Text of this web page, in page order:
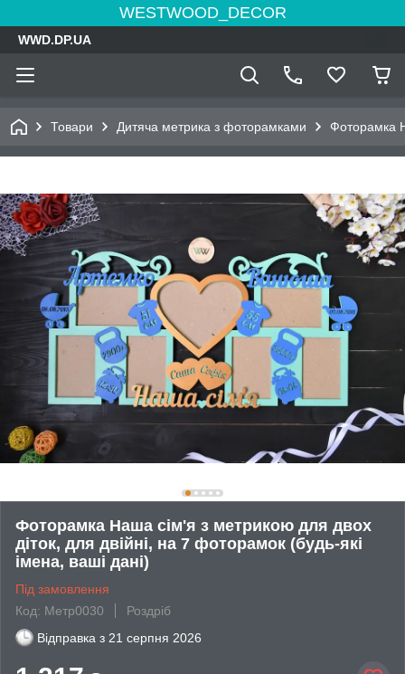
WESTWOOD_DECOR
WWD.DP.UA
Товари Дитяча метрика з фоторамками Фоторамка
Фоторамка Наша сім'я з метрикою для двох
діток, для двійні, на 7 фоторамок (будь-які
імена, ваші дані)
Під замовлення
Код: Метр0030
Роздріб
Відправка з 21 серпня 2026